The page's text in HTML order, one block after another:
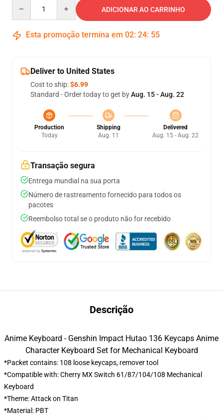
ADICIONAR AO CARRINHO
Esta promoção termina em 02: 24: 54
Deliver to United States
Cost to ship:$6.99
Standard - Order today to get byAug. 15 - Aug. 22
Production
Today
Shipping
Aug. 11
Delivered
Aug. 15 - Aug. 22
Transação segura
Entrega mundial na sua porta
Número de rastreamento fornecido para todos os
pacotes
Reembolso total se o produto não for recebido
Descrição
Anime Keyboard - Genshin Impact Hutao 136 Keycaps Anime
Character Keyboard Set for Mechanical Keyboard
*Packet contains: 108 loose keycaps, remover tool
*Compatible with: Cherry MX Switch 61/87/104/108 Mechanical
Keyboard
*Theme: Attack on Titan
*Material: PBT